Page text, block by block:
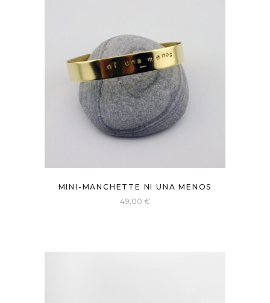
MINI-MANCHETTE NI UNA MENOS
49,00 €